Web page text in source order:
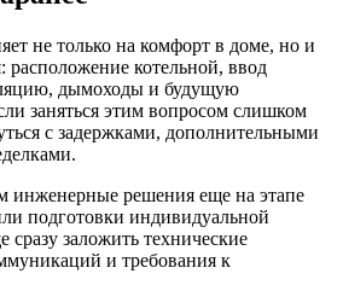
не только на комфорт в доме, но и
котельной, ввод
дымоходы и будущую
заняться этим вопросом слишком
с задержками, дополнительными
инженерные решения еще на этапе
подготовки индивидуальной
заложить технические
и требования к